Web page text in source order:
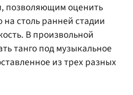
позволяющим оценить
столь ранней стадии
В произвольной
танго под музыкальное
из трех разных